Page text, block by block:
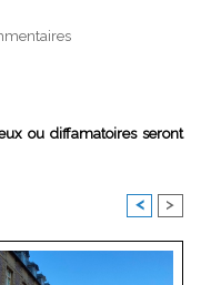
ou diffamatoires seront
< >